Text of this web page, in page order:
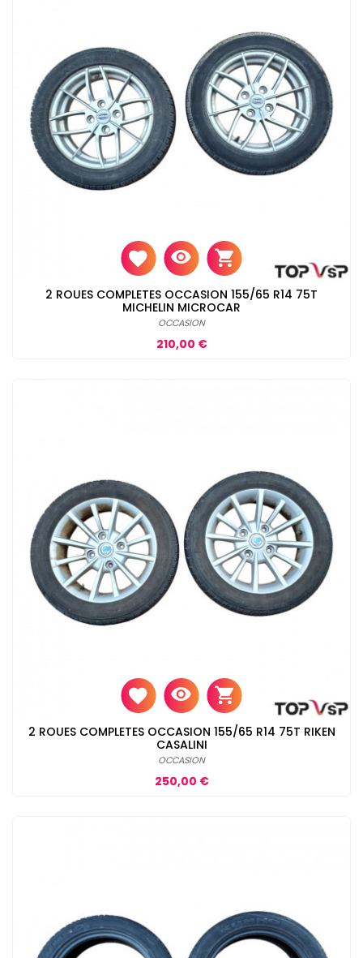
2 ROUES COMPLETES OCCASION 155/65 R14 75T
MICHELIN MICROCAR
OCCASION
Prix
210,00 €
2 ROUES COMPLETES OCCASION 155/65 R14 75T RIKEN
CASALINI
OCCASION
Prix
250,00 €